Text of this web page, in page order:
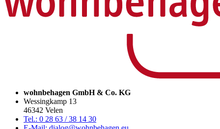
wohnbehagen GmbH & Co. KG
Wessingkamp 13
46342 Velen
Tel.: 0 28 63 / 38 14 30